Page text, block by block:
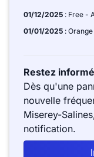
01/12/2025 : Free -
01/01/2025 :
Restez
Dès qu'une
nouvelle
Miserey-
notification.